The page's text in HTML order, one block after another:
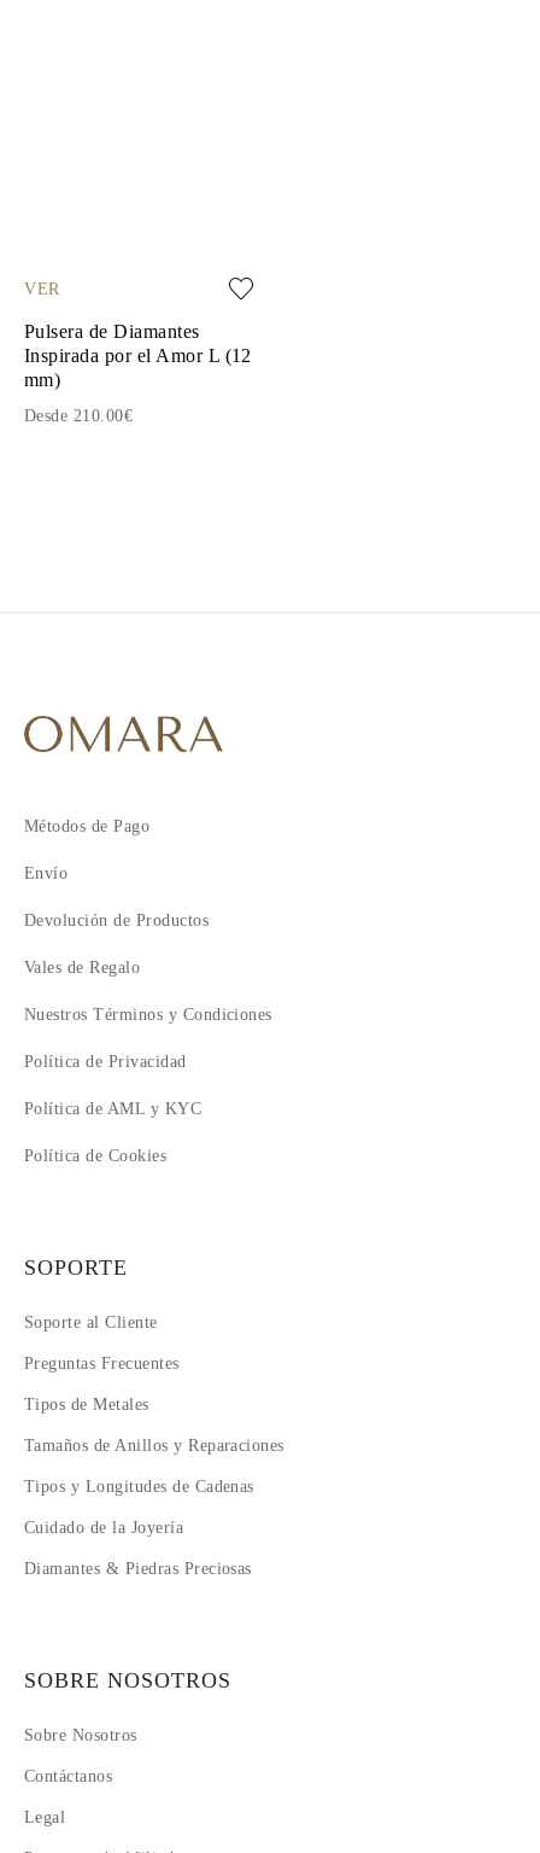
VER
Pulsera de Diamantes
Inspirada por el Amor L (12
mm)
Desde 210.00€
Métodos de Pago
Envío
Devolución de Productos
Vales de Regalo
Nuestros Términos y Condiciones
Política de Privacidad
Política de AML y KYC
Política de Cookies
SOPORTE
Soporte al Cliente
Preguntas Frecuentes
Tipos de Metales
Tamaños de Anillos y Reparaciones
Tipos y Longitudes de Cadenas
Cuidado de la Joyería
Diamantes & Piedras Preciosas
SOBRE NOSOTROS
Sobre Nosotros
Contáctanos
Legal